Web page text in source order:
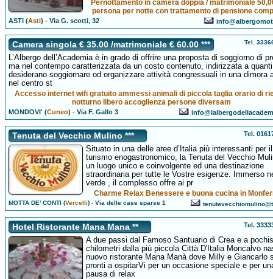
Pernottamento in camera doppia / matrimoniale
persona per notte con trattamento di pensione
ASTI (Asti) -Via G. scotti, 32
Camera singola € 35.00 /matrimoniale € 60.00 *** Tel.
L’Albergo dell’Academia è in grado di offrire una proposta di soggiorno di
ma nel contempo caratterizzata da un costo contenuto, indirizzata a quanti
desiderano soggiornare od organizzare attività congressuali in una dimora
nel centro st
Accesso internet wifi gratuito ammessi animali di piccola taglia orario di
notturno libero accoglienza persone diversam
MONDOVI' (Cuneo) -Via F. Gallo 3
Tenuta del Vecchio Mulino *** Tel.
Situato in una delle aree d’Italia più interessanti per il
turismo enogastronomico, la Tenuta del Vecchio
un luogo unico e coinvolgente ed una destinazione
straordinaria per tutte le Vostre esigenze. Immerso
verde , il complesso offre ai pr
Charme Relax Benessere e buona cucina in
MOTTA DE' CONTI (Vercelli) -Via delle case sparse 1
Hotel Ristorante Mana Mana ** Tel.
A due passi dal Famoso Santuario di Crea e a
chilometri dalla più piccola Città D'Italia Moncalvo
nuovo ristorante Mana Manà dove Milly e Giancarlo
pronti a ospitarVi per un occasione speciale e per
pausa di relax